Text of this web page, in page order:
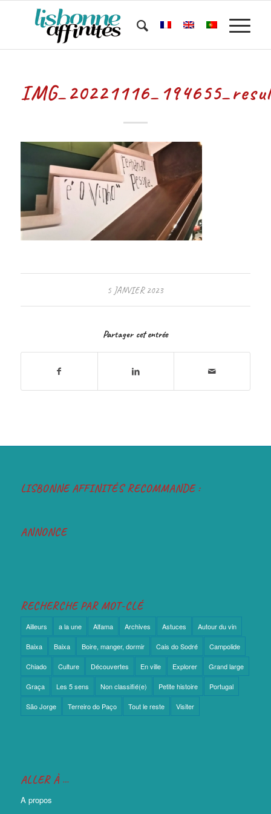
5 JANVIER 2023
Partager cet entrée
LISBONNE AFFINITÉS RECOMMANDE :
ANNONCE
RECHERCHE PAR MOT-CLÉ
Ailleurs a la une Alfama Archives Astuces Autour du vin
Baixa Baixa Boire, manger, dormir Cais do Sodré Campolide
Chiado Culture Découvertes En ville Explorer Grand large
Graça Les 5 sens Non classifié(e) Petite histoire Portugal
São Jorge Terreiro do Paço Tout le reste Visiter
ALLER À …
A propos